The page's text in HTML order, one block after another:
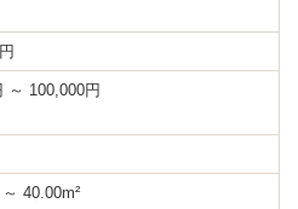
～ 100,000円
40.00m²